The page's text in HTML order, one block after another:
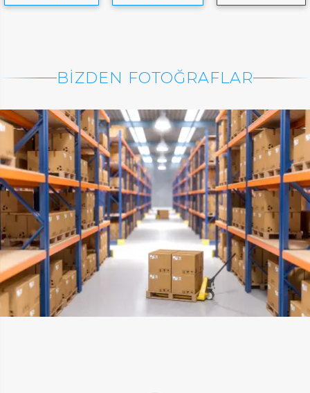
BİZDEN FOTOĞRAFLAR